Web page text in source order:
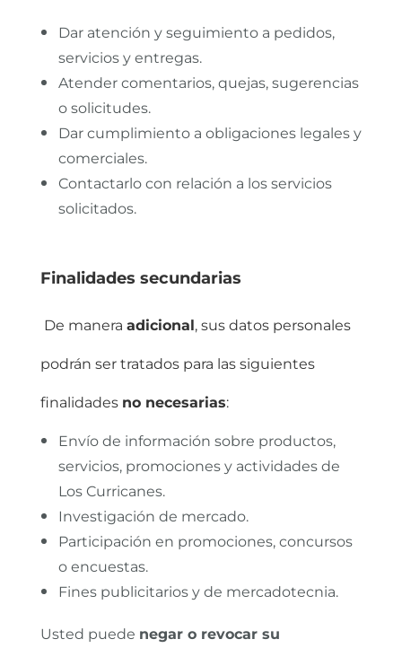
Dar atención y seguimiento a pedidos,
servicios y entregas.
Atender comentarios, quejas, sugerencias
o solicitudes.
Dar cumplimiento a obligaciones legales y
comerciales.
Contactarlo con relación a los servicios
solicitados.
Finalidades secundarias
De manera adicional, sus datos personales
podrán ser tratados para las siguientes
finalidades no necesarias:
Envío de información sobre productos,
servicios, promociones y actividades de
Los Curricanes.
Investigación de mercado.
Participación en promociones, concursos
o encuestas.
Fines publicitarios y de mercadotecnia.
Usted puede negar o revocar su